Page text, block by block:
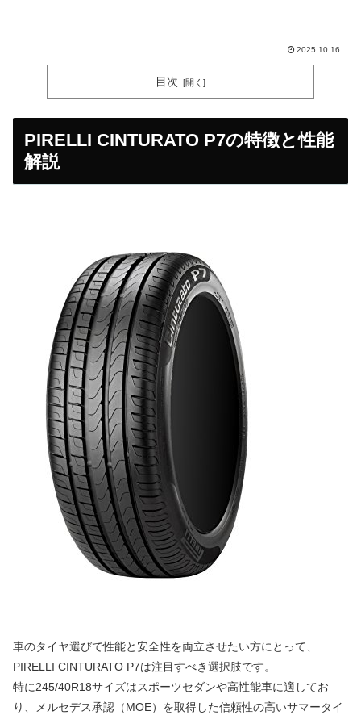
2025.10.16
目次
PIRELLI CINTURATO P7の特徴と性能
解説
車のタイヤ選びで性能と安全性を両立させたい方にとって、
PIRELLI CINTURATO P7は注目すべき選択肢です。
特に245/40R18サイズはスポーツセダンや高性能車に適してお
り、メルセデス承認（MOE）を取得した信頼性の高いサマータイ